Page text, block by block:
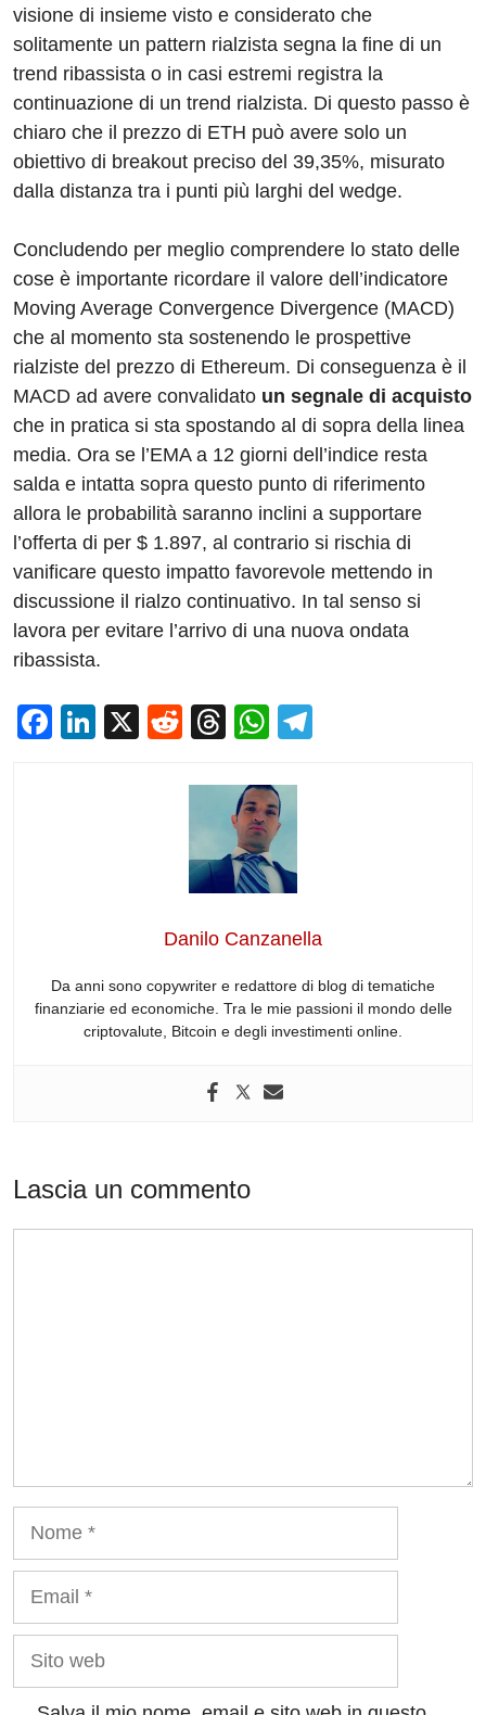
visione di insieme visto e considerato che
solitamente un pattern rialzista segna la fine di un
trend ribassista o in casi estremi registra la
continuazione di un trend rialzista. Di questo passo è
chiaro che il prezzo di ETH può avere solo un
obiettivo di breakout preciso del 39,35%, misurato
dalla distanza tra i punti più larghi del wedge.
Concludendo per meglio comprendere lo stato delle
cose è importante ricordare il valore dell’indicatore
Moving Average Convergence Divergence (MACD)
che al momento sta sostenendo le prospettive
rialziste del prezzo di Ethereum. Di conseguenza è il
MACD ad avere convalidato un segnale di acquisto
che in pratica si sta spostando al di sopra della linea
media. Ora se l’EMA a 12 giorni dell’indice resta
salda e intatta sopra questo punto di riferimento
allora le probabilità saranno inclini a supportare
l’offerta di per $ 1.897, al contrario si rischia di
vanificare questo impatto favorevole mettendo in
discussione il rialzo continuativo. In tal senso si
lavora per evitare l’arrivo di una nuova ondata
ribassista.
F
Li
X
R
d
di
t
T
e
a
d
s
W
at
s
A
p
p
Danilo Canzanella
Da anni sono copywriter e redattore di blog di tematiche
finanziarie ed economiche. Tra le mie passioni il mondo delle
criptovalute, Bitcoin e degli investimenti online.
Lascia un commento